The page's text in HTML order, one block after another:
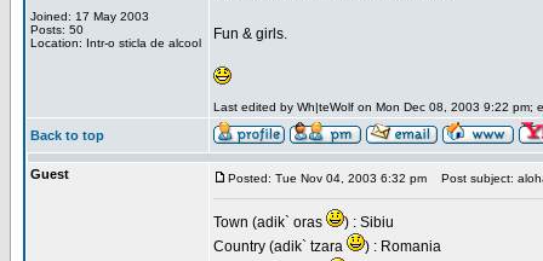
Joined: 17 May 2003
Posts: 50
Location: Intr-o sticla de alcool
Fun & girls.
Last edited by Wh|teWolf on Mon Dec 08, 2003 9:22 pm;
Back to top
Guest Posted: Tue Nov 04, 2003 6:32 pm Post subject:
Town (adik` oras
) : Sibiu
Country (adik` tzara
) : Romania